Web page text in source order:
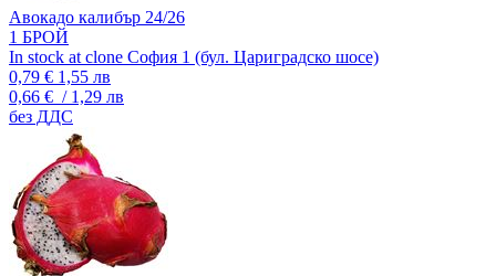
Авокадо калибър 24/26
1 БРОЙ
In stock at clone София 1 (бул. Цариградско шосе)
0,79 € 1,55 лв
0,66 € / 1,29 лв
без ДДС